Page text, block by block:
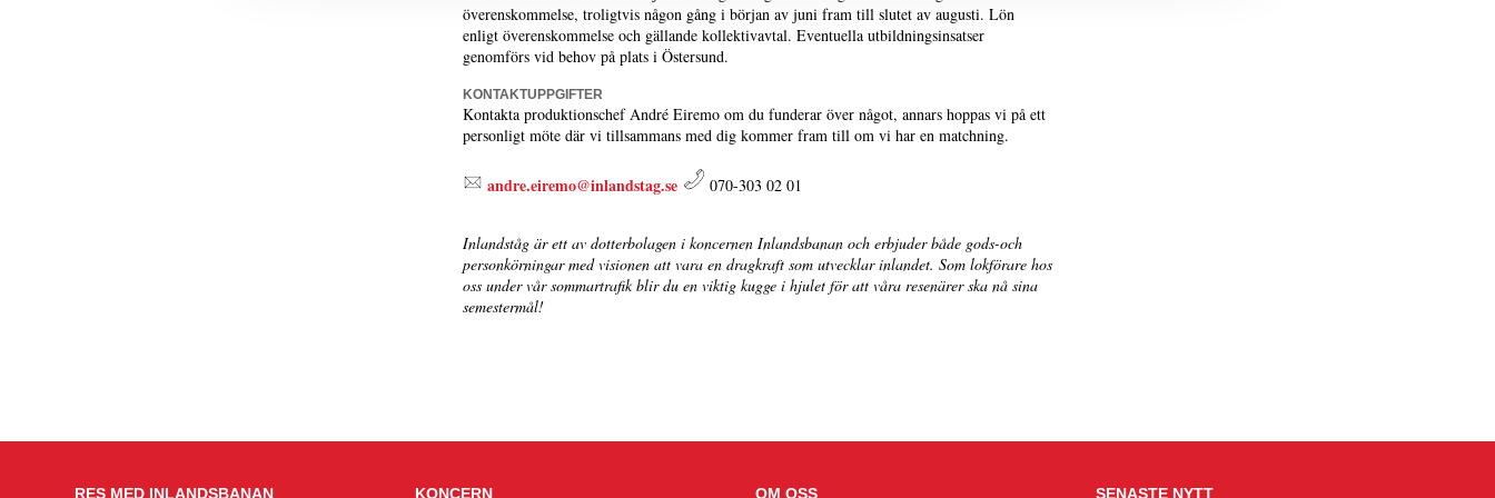
överenskommelse, troligtvis någon gång i början av juni fram till slutet av augusti. Lön
enligt överenskommelse och gällande kollektivavtal. Eventuella utbildningsinsatser
genomförs vid behov på plats i Östersund.
KONTAKTUPPGIFTER
Kontakta produktionschef André Eiremo om du funderar över något, annars hoppas vi på ett
personligt möte där vi tillsammans med dig kommer fram till om vi har en matchning.
andre.eiremo@inlandstag.se 070-303 02 01
Inlandståg är ett av dotterbolagen i koncernen Inlandsbanan och erbjuder både gods-och
personkörningar med visionen att vara en dragkraft som utvecklar inlandet. Som lokförare hos
oss under vår sommartrafik blir du en viktig kugge i hjulet för att våra resenärer ska nå sina
semestermål!
RES MED INLANDSBANAN KONCERN OM OSS SENASTE NYTT